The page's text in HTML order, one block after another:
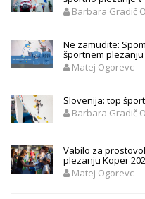
Barbara Gradič
Ne zamudite:
športnem plezanju
Matej Ogorevc
Slovenija: top
Barbara Gradič
Vabilo za
plezanju Koper
Matej Ogorevc